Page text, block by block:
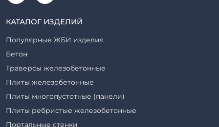
КАТАЛОГ ИЗДЕЛИЙ
Популярные ЖБИ изделия
Бетон
Траверсы железобетонные
Плиты железобетонные
Плиты многопустотные (панели)
Плиты ребристые железобетонные
Портальные стенки